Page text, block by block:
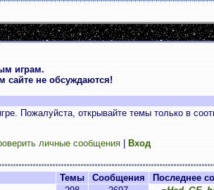
играм.
не обсуждаются!
Пожалуйста, открывайте темы только в
личные сообщения| Вход
Темы Сообщения Последнее